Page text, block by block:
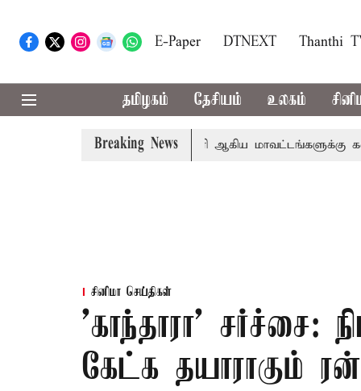
E-Paper DTNEXT Thanthi
தமிழகம் தேசியம் உலகம்
Breaking News
கோவை, தேனி,நீலகிரி ஆகிய மாவட்டங்களுக்கு கன மழை
சினிமா செய்திகள்
'காந்தாரா' சர்ச்சை:
கேட்க தயாராகும்